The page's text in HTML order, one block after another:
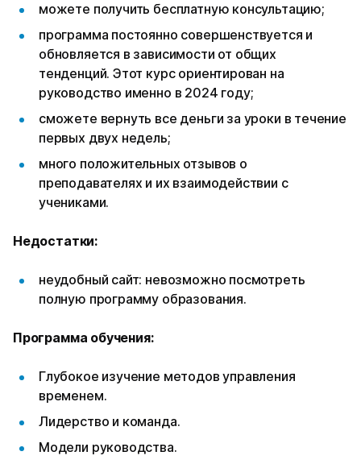
можете получить бесплатную консультацию;
программа постоянно совершенствуется и
обновляется в зависимости от общих
тенденций. Этот курс ориентирован на
руководство именно в 2024 году;
сможете вернуть все деньги за уроки в течение
первых двух недель;
много положительных отзывов о
преподавателях и их взаимодействии с
учениками.
Недостатки:
неудобный сайт: невозможно посмотреть
полную программу образования.
Программа обучения:
Глубокое изучение методов управления
временем.
Лидерство и команда.
Модели руководства.